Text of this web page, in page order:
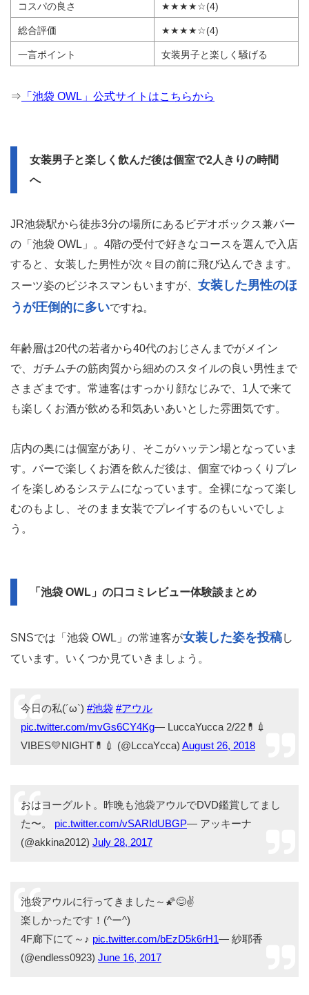
コスパの良さ ★★★★☆(4)
総合評価 ★★★★☆(4)
一言ポイント 女装男子と楽しく騒げる
⇒ 「池袋 OWL」公式サイトはこちらから
女装男子と楽しく飲んだ後は個室で2人きりの時間
へ
JR池袋駅から徒歩3分の場所にあるビデオボックス兼バー
の「池袋 OWL」。4階の受付で好きなコースを選んで入店
すると、女装した男性が次々目の前に飛び込んできます。
スーツ姿のビジネスマンもいますが、 女装した男性のほ
うが圧倒的に多いですね。
年齢層は20代の若者から40代のおじさんまでがメイン
で、ガチムチの筋肉質から細めのスタイルの良い男性まで
さまざまです。常連客はすっかり顔なじみで、1人で来て
も楽しくお酒が飲める和気あいあいとした雰囲気です。
店内の奥には個室があり、そこがハッテン場となっていま
す。バーで楽しくお酒を飲んだ後は、個室でゆっくりプレ
イを楽しめるシステムになっています。全裸になって楽し
むのもよし、そのまま女装でプレイするのもいいでしょ
う。
「池袋 OWL」の口コミレビュー体験談まとめ
SNSでは「池袋 OWL」の常連客が女装した姿を投稿し
ています。いくつか見ていきましょう。
今日の私(´ω`) #池袋 #アウル
pic.twitter.com/mvGs6CY4Kg— LuccaYucca 2/22💊💉
VIBES💛NIGHT💊💉 (@LccaYcca) August 26, 2018
おはヨーグルト。昨晩も池袋アウルでDVD鑑賞してまし
た〜。 pic.twitter.com/vSARIdUBGP— アッキーナ
(@akkina2012) July 28, 2017
池袋アウルに行ってきました～🌠😊✌
楽しかったです！(^ー^)
4F廊下にて～♪ pic.twitter.com/bEzD5k6rH1— 紗耶香
(@endless0923) June 16, 2017